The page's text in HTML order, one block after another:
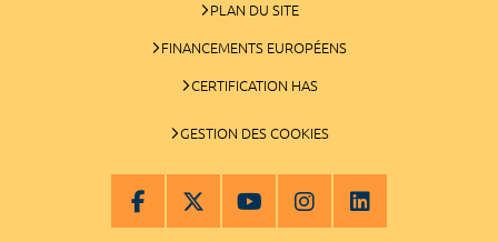
PLAN DU SITE
FINANCEMENTS EUROPÉENS
CERTIFICATION HAS
GESTION DES COOKIES